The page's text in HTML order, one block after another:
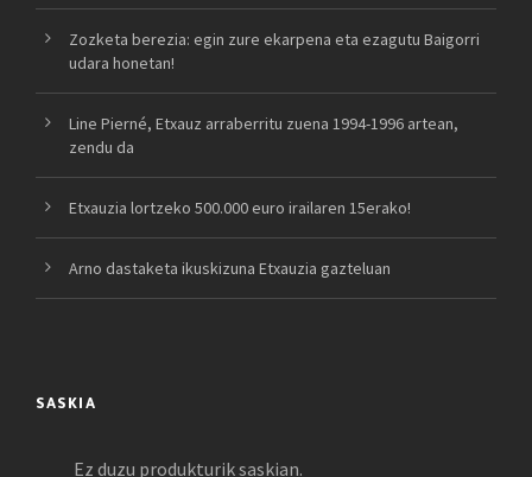
Zozketa berezia: egin zure ekarpena eta ezagutu Baigorri
udara honetan!
Line Pierné, Etxauz arraberritu zuena 1994-1996 artean,
zendu da
Etxauzia lortzeko 500.000 euro irailaren 15erako!
Arno dastaketa ikuskizuna Etxauzia gazteluan
SASKIA
Ez duzu produkturik saskian.